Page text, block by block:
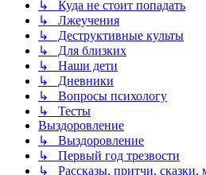
↳ Куда не стоит попадать
↳ Лжеучения
↳ Деструктивные культы
↳ Для близких
↳ Наши дети
↳ Дневники
↳ Вопросы психологу
↳ Тесты
Выздоровление
↳ Выздоровление
↳ Первый год трезвости
↳ Рассказы, притчи, сказки,